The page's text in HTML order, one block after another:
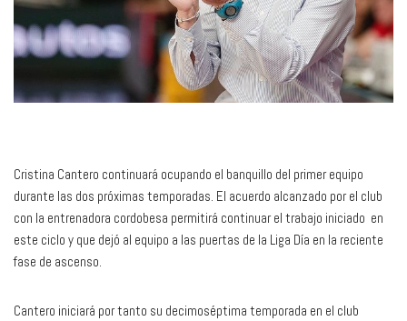
Cristina Cantero continuará ocupando el banquillo del primer equipo
durante las dos próximas temporadas. El acuerdo alcanzado por el club
con la entrenadora cordobesa permitirá continuar el trabajo iniciado en
este ciclo y que dejó al equipo a las puertas de la Liga Día en la reciente
fase de ascenso.
Cantero iniciará por tanto su decimoséptima temporada en el club